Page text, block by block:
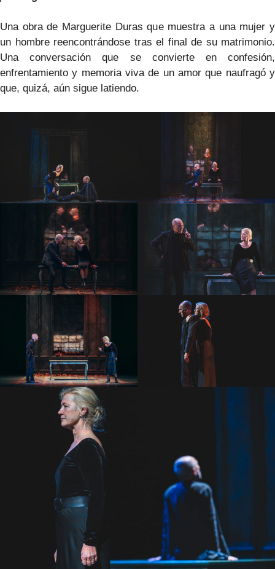
Una obra de Marguerite Duras que muestra a una mujer y
un hombre reencontrándose tras el final de su matrimonio.
Una conversación que se convierte en confesión,
enfrentamiento y memoria viva de un amor que naufragó y
que, quizá, aún sigue latiendo.